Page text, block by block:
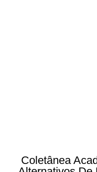
Coletânea